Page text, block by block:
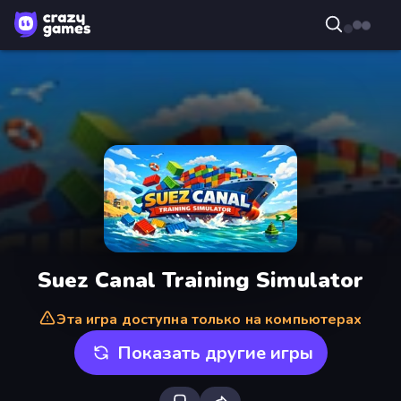
Suez Canal Training Simulator
Эта игра доступна только на компьютерах
Показать другие игры